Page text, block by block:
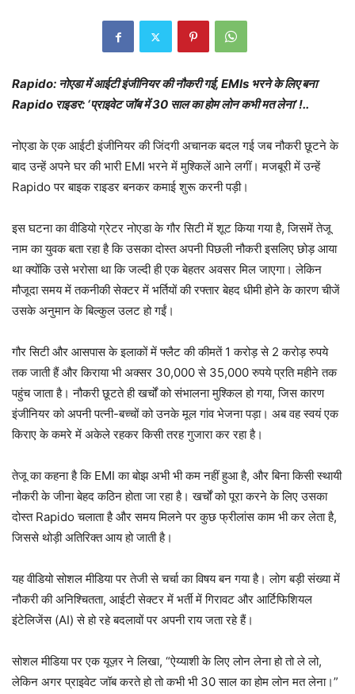
Rapido: नोएडा में आईटी इंजीनियर की नौकरी गई, EMIs भरने के लिए बना
Rapido राइडर: ‘प्राइवेट जॉब में 30 साल का होम लोन कभी मत लेना’ !..
नोएडा के एक आईटी इंजीनियर की जिंदगी अचानक बदल गई जब नौकरी छूटने के
बाद उन्हें अपने घर की भारी EMI भरने में मुश्किलें आने लगीं। मजबूरी में उन्हें
Rapido पर बाइक राइडर बनकर कमाई शुरू करनी पड़ी।
इस घटना का वीडियो ग्रेटर नोएडा के गौर सिटी में शूट किया गया है, जिसमें तेजू
नाम का युवक बता रहा है कि उसका दोस्त अपनी पिछली नौकरी इसलिए छोड़ आया
था क्योंकि उसे भरोसा था कि जल्दी ही एक बेहतर अवसर मिल जाएगा। लेकिन
मौजूदा समय में तकनीकी सेक्टर में भर्तियों की रफ्तार बेहद धीमी होने के कारण चीजें
उसके अनुमान के बिल्कुल उलट हो गईं।
गौर सिटी और आसपास के इलाकों में फ्लैट की कीमतें 1 करोड़ से 2 करोड़ रुपये
तक जाती हैं और किराया भी अक्सर 30,000 से 35,000 रुपये प्रति महीने तक
पहुंच जाता है। नौकरी छूटते ही खर्चों को संभालना मुश्किल हो गया, जिस कारण
इंजीनियर को अपनी पत्नी-बच्चों को उनके मूल गांव भेजना पड़ा। अब वह स्वयं एक
किराए के कमरे में अकेले रहकर किसी तरह गुजारा कर रहा है।
तेजू का कहना है कि EMI का बोझ अभी भी कम नहीं हुआ है, और बिना किसी स्थायी
नौकरी के जीना बेहद कठिन होता जा रहा है। खर्चों को पूरा करने के लिए उसका
दोस्त Rapido चलाता है और समय मिलने पर कुछ फ्रीलांस काम भी कर लेता है,
जिससे थोड़ी अतिरिक्त आय हो जाती है।
यह वीडियो सोशल मीडिया पर तेजी से चर्चा का विषय बन गया है। लोग बड़ी संख्या में
नौकरी की अनिश्चितता, आईटी सेक्टर में भर्ती में गिरावट और आर्टिफिशियल
इंटेलिजेंस (AI) से हो रहे बदलावों पर अपनी राय जता रहे हैं।
सोशल मीडिया पर एक यूज़र ने लिखा, “ऐय्याशी के लिए लोन लेना हो तो ले लो,
लेकिन अगर प्राइवेट जॉब करते हो तो कभी भी 30 साल का होम लोन मत लेना।”